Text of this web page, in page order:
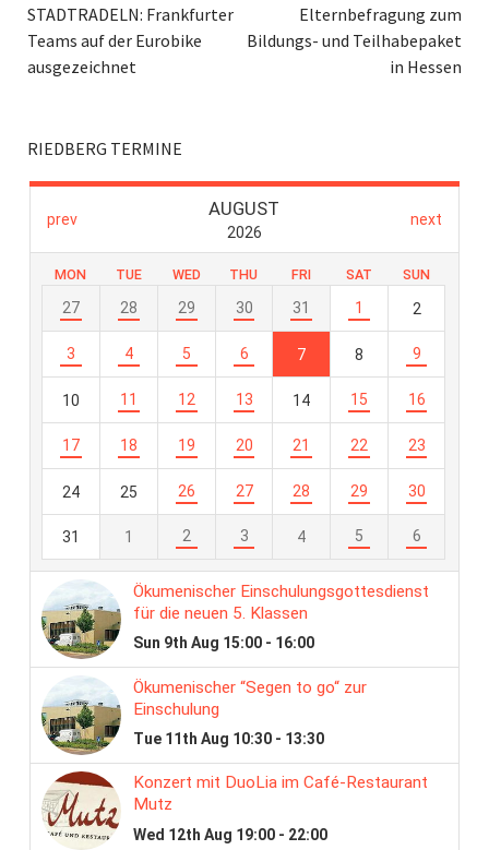
STADTRADELN: Frankfurter
Teams auf der Eurobike
ausgezeichnet
Elternbefragung zum
Bildungs- und Teilhabepaket
in Hessen
RIEDBERG TERMINE